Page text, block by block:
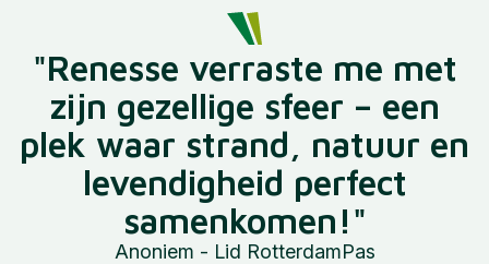
"Renesse verraste me met
zijn gezellige sfeer – een
plek waar strand, natuur en
levendigheid perfect
samenkomen!"
Anoniem - Lid RotterdamPas